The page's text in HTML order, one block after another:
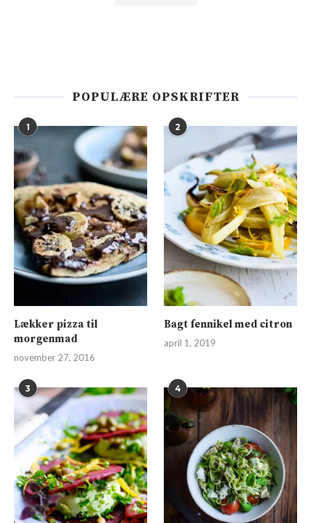
POPULÆRE OPSKRIFTER
1
Lækker pizza til
morgenmad
november 27, 2016
2
Bagt fennikel med citron
april 1, 2019
3 4